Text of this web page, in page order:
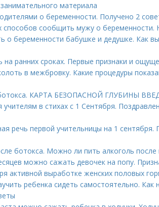
материала
о беременности. Получено 2
способов сообщить мужу о беременности.
о беременности бабушке и дедушке. Как
на ранних сроках. Первые признаки и
в межбровку. Какие процедуры
ботокса. КАРТА БЕЗОПАСНОЙ ГЛУБИНЫ
учителям в стихах с 1 Сентября.
речь первой учительницы на 1
ботокса. Можно ли пить алкоголь после
можно сажать девочек на попу.
активной выработке женских половых
ребенка сидеть самостоятельно. Как